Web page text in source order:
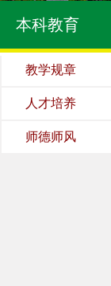
本科教育
教学规章
人才培养
师德师风